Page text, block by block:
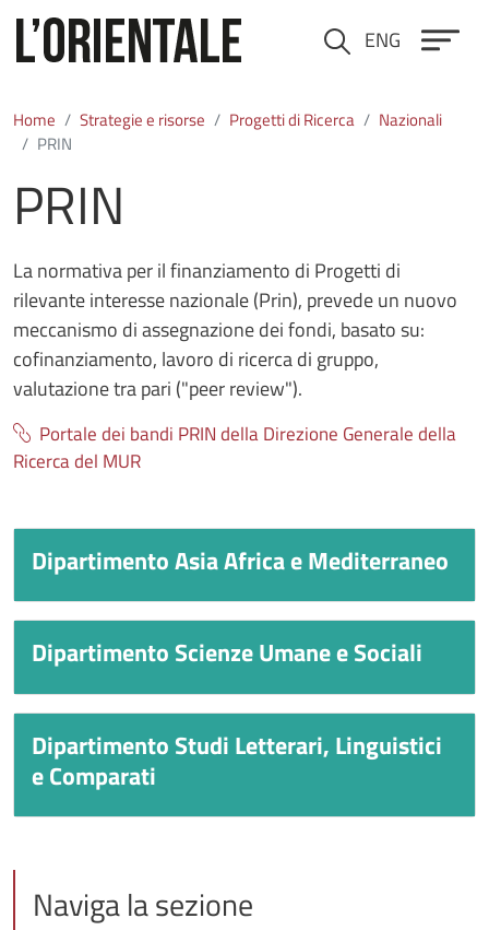
Cerca ENG
Home Strategie e risorse Progetti di Ricerca
Nazionali
PRIN
PRIN
La normativa per il finanziamento di Progetti di
rilevante interesse nazionale (Prin), prevede un nuovo
meccanismo di assegnazione dei fondi, basato su:
cofinanziamento, lavoro di ricerca di gruppo,
valutazione tra pari ("peer review").
Portale dei bandi PRIN della Direzione Generale della
Ricerca del MUR
Titolo
Dipartimento Asia Africa e Mediterraneo
Titolo
Dipartimento Scienze Umane e Sociali
Titolo
Dipartimento Studi Letterari, Linguistici
e Comparati
Naviga la sezione